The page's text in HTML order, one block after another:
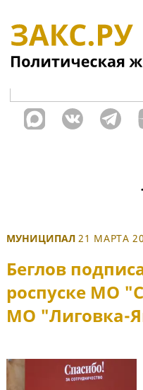
МУНИЦИПАЛ 21 МАРТА
Беглов
роспуске МО
МО "Лиговка-